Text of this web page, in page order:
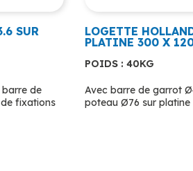
SUR
de
fixations
LOGETTE
PLATINE 300 X
POIDS : 40KG
Avec barre de garrot
poteau Ø76 sur